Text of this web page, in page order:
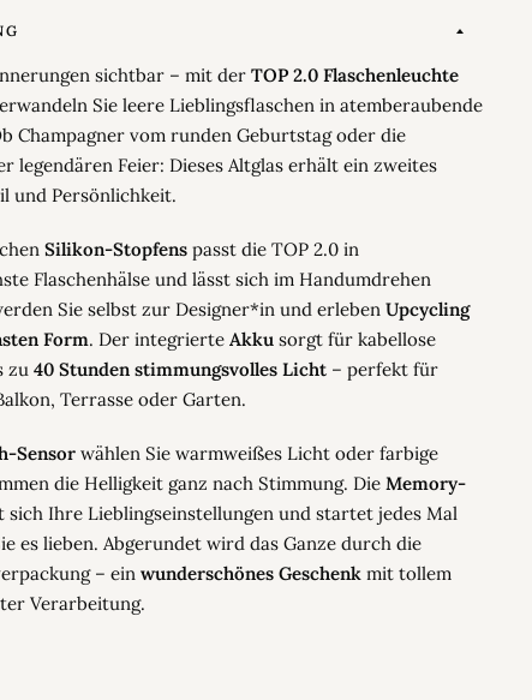
sichtbar – mit der TOP 2.0 Flaschenleuchte
Sie leere Lieblingsflaschen in atemberaubende
Champagner vom runden Geburtstag oder die
legendären Feier: Dieses Altglas erhält ein zweites
und Persönlichkeit.
Silikon-Stopfenspasst die TOP 2.0 in
Flaschenhälse und lässt sich im Handumdrehen
Sie selbst zur Designer*in und erleben Upcycling
Form. Der integrierte Akkusorgt für kabellose
zu 40 Stunden stimmungsvolles Licht– perfekt für
Terrasse oder Garten.
Sensorwählen Sie warmweißes Licht oder farbige
die Helligkeit ganz nach Stimmung. Die Memory-
Ihre Lieblings­einstellungen und startet jedes Mal
es lieben. Abgerundet wird das Ganze durch die
– ein wunderschönes Geschenkmit tollem
Verarbeitung.